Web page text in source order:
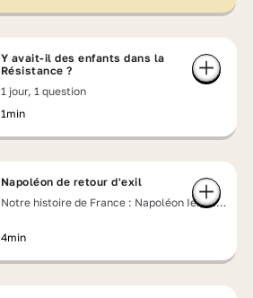
Y avait-il des enfants dans la
Résistance ?
1 jour, 1 question
1min
Napoléon de retour d'exil
Notre histoire de France : Napoléon Ier, la
4min